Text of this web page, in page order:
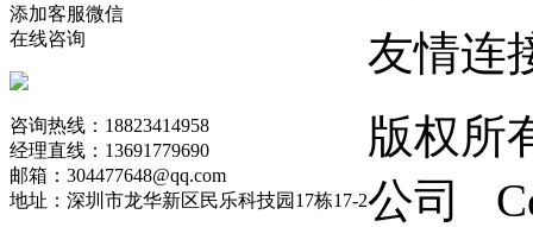
添加客服微信
在线咨询
咨询热线：18823414958
经理直线：13691779690
邮箱：304477648@qq.com
地址：深圳市龙华新区民乐科技园17栋17-2
友情连
版权所
公司